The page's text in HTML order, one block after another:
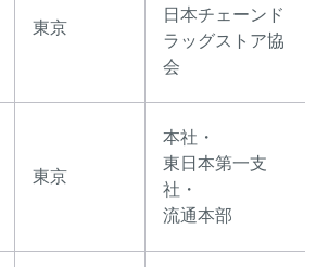
東京
日本チェーンド
ラッグストア協
会
東京
本社・
東日本第一支
社・
流通本部